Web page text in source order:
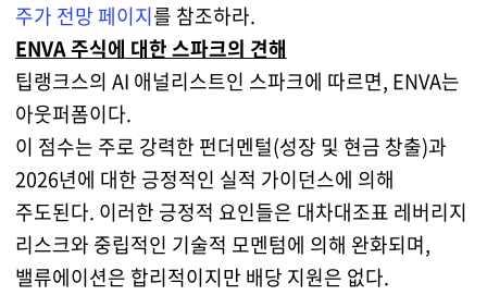
주가 전망 페이지를 참조하라.
ENVA 주식에 대한 스파크의 견해
팁랭크스의 AI 애널리스트인 스파크에 따르면, ENVA는
아웃퍼폼이다.
이 점수는 주로 강력한 펀더멘털(성장 및 현금 창출)과
2026년에 대한 긍정적인 실적 가이던스에 의해
주도된다. 이러한 긍정적 요인들은 대차대조표 레버리지
리스크와 중립적인 기술적 모멘텀에 의해 완화되며,
밸류에이션은 합리적이지만 배당 지원은 없다.